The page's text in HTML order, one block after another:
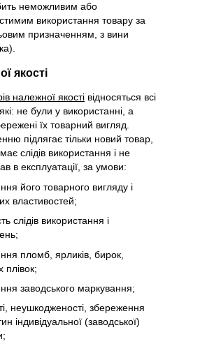
неможливим або
використання товару за
призначенням, з вини
якості
належної якості відносяться всі
не були у використанні, а
їх товарний вигляд.
підлягає тільки новий товар,
слідів використання і не
в експлуатації, за умови:
його товарного вигляду і
властивостей;
слідів використання і
пломб, ярликів, бирок,
плівок;
заводського маркування;
неушкодженості, збереження
індивідуальної (заводської)